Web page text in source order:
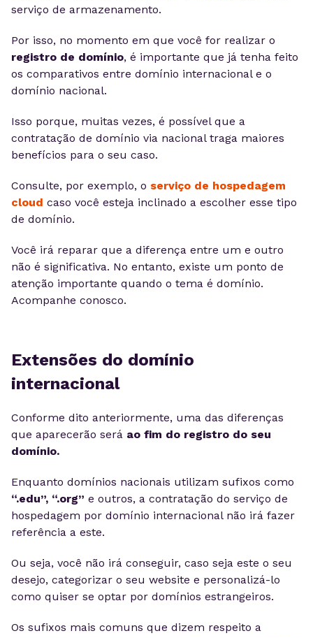
serviço de armazenamento.
Por isso, no momento em que você for realizar o
registro de domínio, é importante que já tenha feito
os comparativos entre domínio internacional e o
domínio nacional.
Isso porque, muitas vezes, é possível que a
contratação de domínio via nacional traga maiores
benefícios para o seu caso.
Consulte, por exemplo, o serviço de hospedagem
cloud caso você esteja inclinado a escolher esse tipo
de domínio.
Você irá reparar que a diferença entre um e outro
não é significativa. No entanto, existe um ponto de
atenção importante quando o tema é domínio.
Acompanhe conosco.
Extensões do domínio
internacional
Conforme dito anteriormente, uma das diferenças
que aparecerão será ao fim do registro do seu
domínio.
Enquanto domínios nacionais utilizam sufixos como
“.edu”, “.org” e outros, a contratação do serviço de
hospedagem por domínio internacional não irá fazer
referência a este.
Ou seja, você não irá conseguir, caso seja este o seu
desejo, categorizar o seu website e personalizá-lo
como quiser se optar por domínios estrangeiros.
Os sufixos mais comuns que dizem respeito a